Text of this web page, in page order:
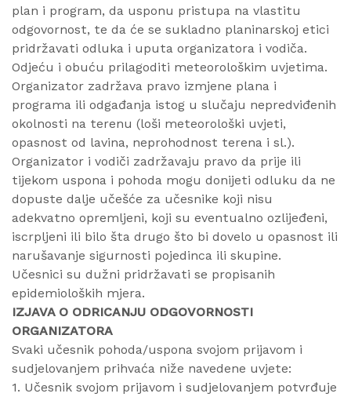
plan i program, da usponu pristupa na vlastitu
odgovornost, te da će se sukladno planinarskoj etici
pridržavati odluka i uputa organizatora i vodiča.
Odjeću i obuću prilagoditi meteorološkim uvjetima.
Organizator zadržava pravo izmjene plana i
programa ili odgađanja istog u slučaju nepredviđenih
okolnosti na terenu (loši meteorološki uvjeti,
opasnost od lavina, neprohodnost terena i sl.).
Organizator i vodiči zadržavaju pravo da prije ili
tijekom uspona i pohoda mogu donijeti odluku da ne
dopuste dalje učešće za učesnike koji nisu
adekvatno opremljeni, koji su eventualno ozlijeđeni,
iscrpljeni ili bilo šta drugo što bi dovelo u opasnost ili
narušavanje sigurnosti pojedinca ili skupine.
Učesnici su dužni pridržavati se propisanih
epidemioloških mjera.
IZJAVA O ODRICANJU ODGOVORNOSTI
ORGANIZATORA
Svaki učesnik pohoda/uspona svojom prijavom i
sudjelovanjem prihvaća niže navedene uvjete:
1. Učesnik svojom prijavom i sudjelovanjem potvrđuje